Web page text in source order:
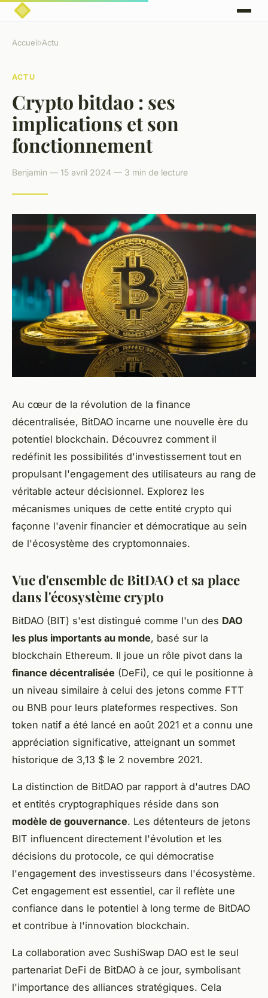
Accueil›Actu
ACTU
Crypto bitdao : ses
implications et son
fonctionnement
Benjamin — 15 avril 2024 — 3 min de lecture
Au cœur de la révolution de la finance
décentralisée, BitDAO incarne une nouvelle ère du
potentiel blockchain. Découvrez comment il
redéfinit les possibilités d'investissement tout en
propulsant l'engagement des utilisateurs au rang de
véritable acteur décisionnel. Explorez les
mécanismes uniques de cette entité crypto qui
façonne l'avenir financier et démocratique au sein
de l'écosystème des cryptomonnaies.
Vue d'ensemble de BitDAO et sa place
dans l'écosystème crypto
BitDAO (BIT) s'est distingué comme l'un des DAO
les plus importants au monde, basé sur la
blockchain Ethereum. Il joue un rôle pivot dans la
finance décentralisée (DeFi), ce qui le positionne à
un niveau similaire à celui des jetons comme FTT
ou BNB pour leurs plateformes respectives. Son
token natif a été lancé en août 2021 et a connu une
appréciation significative, atteignant un sommet
historique de 3,13 $ le 2 novembre 2021.
La distinction de BitDAO par rapport à d'autres DAO
et entités cryptographiques réside dans son
modèle de gouvernance. Les détenteurs de jetons
BIT influencent directement l'évolution et les
décisions du protocole, ce qui démocratise
l'engagement des investisseurs dans l'écosystème.
Cet engagement est essentiel, car il reflète une
confiance dans le potentiel à long terme de BitDAO
et contribue à l'innovation blockchain.
La collaboration avec SushiSwap DAO est le seul
partenariat DeFi de BitDAO à ce jour, symbolisant
l'importance des alliances stratégiques. Cela